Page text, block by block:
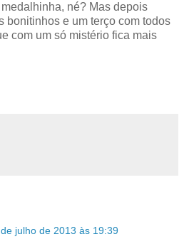
né? Mas depois
bonitinhos e um terço com todos
com um só mistério fica mais
julho de 2013 às 19:39